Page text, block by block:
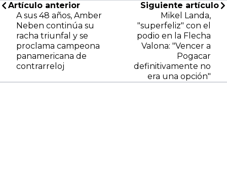
Artículo anterior
A sus 48 años, Amber
Neben continúa su
racha triunfal y se
proclama campeona
panamericana de
contrarreloj
Siguiente artículo
Mikel Landa,
"superfeliz" con el
podio en la Flecha
Valona: "Vencer a
Pogacar
definitivamente no
era una opción"